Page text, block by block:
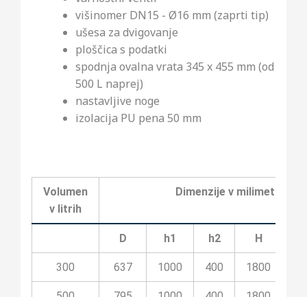
višinomer DN15 - Ø16 mm (zaprti tip)
ušesa za dvigovanje
ploščica s podatki
spodnja ovalna vrata 345 x 455 mm (od
500 L naprej)
nastavljive noge
izolacija PU pena 50 mm
Volumen
v litrih
Dimenzije v milimetrih
D h1 h2 H
300 637 1000 400 1800